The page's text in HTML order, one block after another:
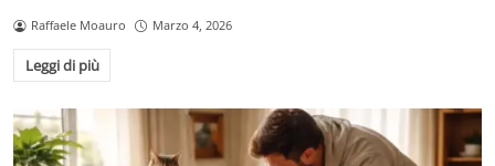
Raffaele Moauro Marzo 4, 2026
Leggi di più